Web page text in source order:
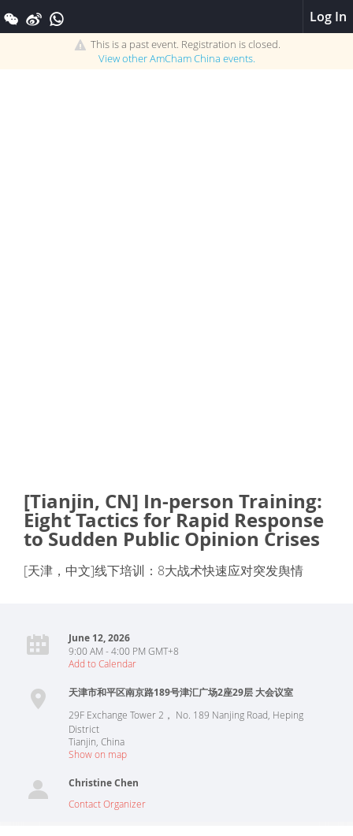
Log In
This is a past event. Registration is closed.
View otherAmCham China events.
[Tianjin, CN] In-person Training:
Eight Tactics for Rapid Response
to Sudden Public Opinion Crises
[天津，中文]线下培训：8大战术快速应对突发舆情
June 12, 2026
9:00 AM - 4:00 PM GMT+8
Add to Calendar
天津市和平区南京路189号津汇广场2座29层 大会议室
29F Exchange Tower 2， No. 189 Nanjing Road, Heping
District
Tianjin China
Show on map
Christine Chen
Contact Organizer